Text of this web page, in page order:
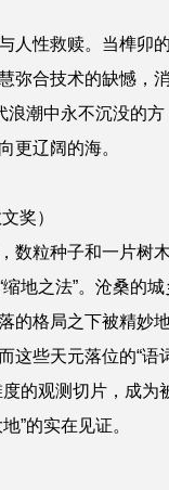
人性救赎。当榫卯
弥合技术的缺憾，
浪潮中永不沉没的方
更辽阔的海。
文奖）
数粒种子和一片树
地之法”。沧桑的城
的格局之下被精妙
这些天元落位的“语
的观测切片，成为
”的实在见证。